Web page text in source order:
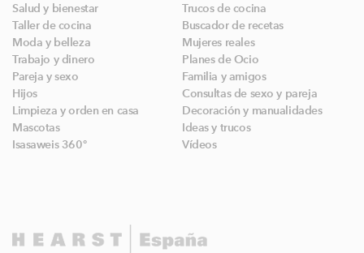
Salud y bienestar
Trucos de cocina
Taller de cocina
Buscador de recetas
Moda y belleza
Mujeres reales
Trabajo y dinero
Planes de Ocio
Pareja y sexo
Familia y amigos
Hijos
Consultas de sexo y pareja
Limpieza y orden en casa
Decoración y manualidades
Mascotas
Ideas y trucos
Isasaweis 360º
Vídeos